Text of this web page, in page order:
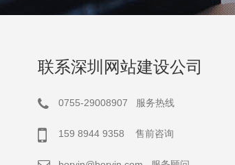
联系深圳网站建设公司
0755-29008907 服务热线
159 8944 9358 售前咨询